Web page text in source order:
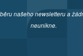
našeho newsletteru a
neunikne.